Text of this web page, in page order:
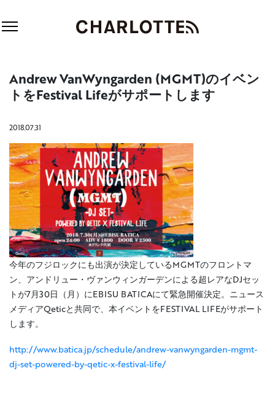
Andrew VanWyngarden (MGMT)のイベン
トをFestival Lifeがサポートします
2018.07.31
今年のフジロックにも出演が決定しているMGMTのフロントマ
ン、アンドリュー・ヴァンウィンガーデンによる超レアなDJセッ
トが7月30日（月）にEBISU BATICAにて緊急開催決定。ニュース
メディアQeticと共同で、本イベントをFESTIVAL LIFEがサポート
します。
http://www.batica.jp/schedule/andrew-vanwyngarden-mgmt-
dj-set-powered-by-qetic-x-festival-life/